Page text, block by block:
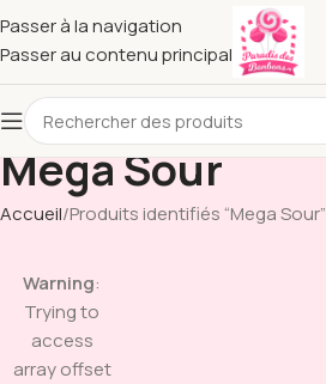
Passer à la navigation
Passer au contenu principal
Mega Sour
Accueil Produits identifiés “Mega Sour”
Warning:
Trying to
access
array offset